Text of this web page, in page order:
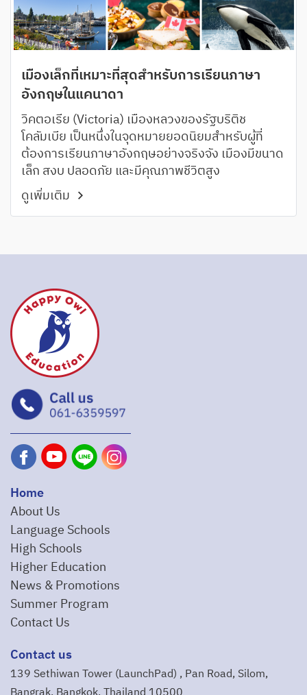
เมืองเล็กที่เหมาะที่สุดสำหรับการเรียนภาษา
อังกฤษในแคนาดา
วิคตอเรีย (Victoria) เมืองหลวงของรัฐบริติช
โคลัมเบีย เป็นหนึ่งในจุดหมายยอดนิยมสำหรับผู้ที่
ต้องการเรียนภาษาอังกฤษอย่างจริงจัง เมืองมีขนาด
เล็ก สงบ ปลอดภัย และมีคุณภาพชีวิตสูง
ดูเพิ่มเติม
Home
About Us
Language Schools
High Schools
Higher Education
News & Promotions
Summer Program
Contact Us
Contact us
139 Sethiwan Tower (LaunchPad) , Pan Road, Silom,